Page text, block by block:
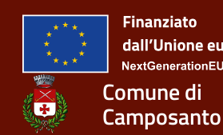
Comune di
Camposanto